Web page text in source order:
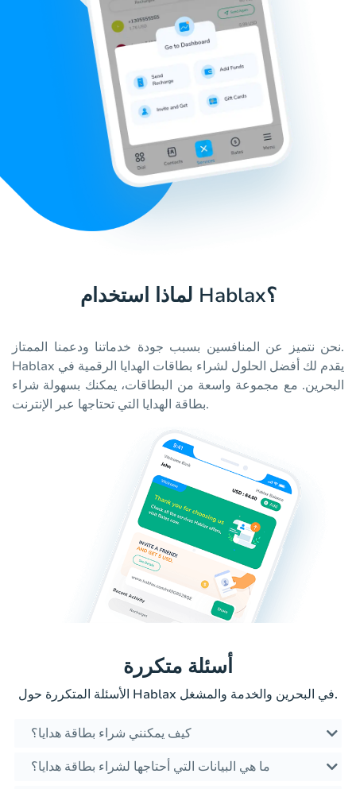
لماذا استخدام Hablax؟
نحن نتميز عن المنافسين بسبب جودة خدماتنا ودعمنا الممتاز.
Hablax يقدم لك أفضل الحلول لشراء بطاقات الهدايا الرقمية في
البحرين. مع مجموعة واسعة من البطاقات، يمكنك بسهولة شراء
بطاقة الهدايا التي تحتاجها عبر الإنترنت.
أسئلة متكررة
الأسئلة المتكررة حول Hablax في البحرين والخدمة والمشغل.
كيف يمكنني شراء بطاقة هدايا؟
ما هي البيانات التي أحتاجها لشراء بطاقة هدايا؟